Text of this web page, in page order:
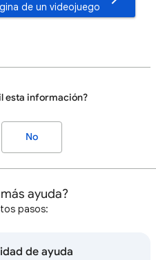
de un videojuego
esta información?
No
ayuda?
pasos:
de ayuda